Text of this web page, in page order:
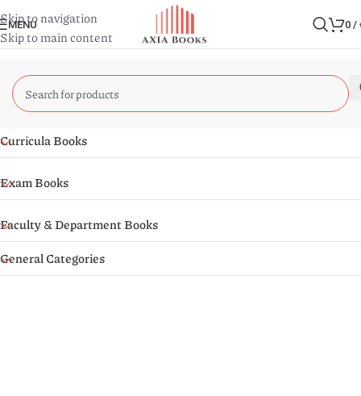
Skip to navigation
Skip to main content
MENU 0 /
Curricula Books
Exam Books
Faculty & Department Books
General Categories